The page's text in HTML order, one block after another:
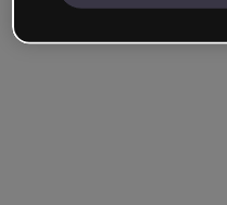
Angemeldet bleiben